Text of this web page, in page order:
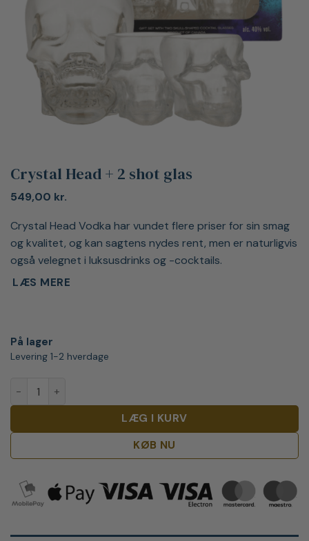
Crystal Head + 2 shot glas
549,00 kr.
Crystal Head Vodka har vundet flere priser for sin smag
og kvalitet, og kan sagtens nydes rent, men er naturligvis
også velegnet i luksusdrinks og -cocktails.
LÆS MERE
På lager
Levering 1-2 hverdage
LÆG I KURV
KØB NU